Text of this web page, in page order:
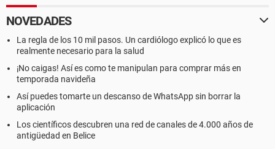
NOVEDADES
La regla de los 10 mil pasos. Un cardiólogo explicó lo que es
realmente necesario para la salud
¡No caigas! Así es como te manipulan para comprar más en
temporada navideña
Así puedes tomarte un descanso de WhatsApp sin borrar la
aplicación
Los científicos descubren una red de canales de 4.000 años de
antigüedad en Belice